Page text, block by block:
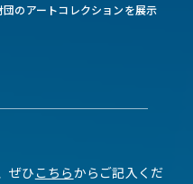
のアートコレクションを展示
ぜひ こちらからご記入くだ